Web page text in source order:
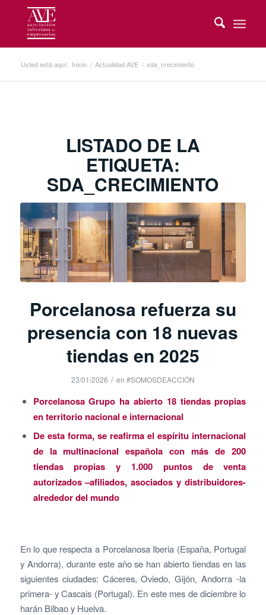
Usted está aquí: Inicio / Actualidad AVE / sda_crecimiento
LISTADO DE LA
ETIQUETA:
SDA_CRECIMIENTO
Porcelanosa refuerza su
presencia con 18 nuevas
tiendas en 2025
23/01/2026 / en #SOMOSDEACCIÓN
Porcelanosa Grupo ha abierto 18 tiendas propias
en territorio nacional e internacional
De esta forma, se reafirma el espíritu internacional
de la multinacional española con más de 200
tiendas propias y 1.000 puntos de venta
autorizados –afiliados, asociados y distribuidores-
alrededor del mundo
En lo que respecta a Porcelanosa Iberia (España, Portugal
y Andorra), durante este año se han abierto tiendas en las
siguientes ciudades: Cáceres, Oviedo, Gijón, Andorra -la
primera- y Cascais (Portugal). En este mes de diciembre lo
harán Bilbao y Huelva.